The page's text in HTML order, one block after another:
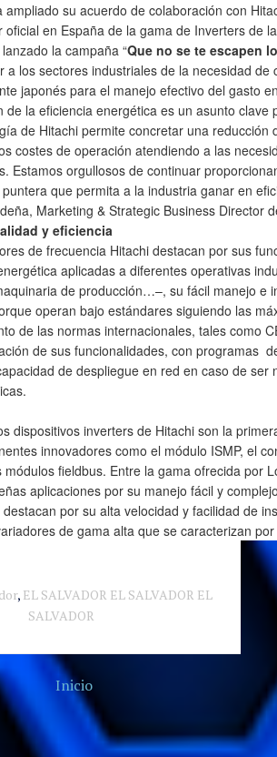
su acuerdo de colaboración con
oficial en España de la gama de Inverters de
la campaña “Que no se te escapen
a los sectores industriales de la necesidad
japonés para el manejo efectivo del gasto
de la eficiencia energética es un asunto
de Hitachi permite concretar una reducción
costes de operación atendiendo a las
Estamos orgullosos de continuar
que permita a la industria ganar en
Marketing & Strategic Business Director
y eficiencia
de frecuencia Hitachi destacan por sus
aplicadas a diferentes operativas
de producción…–, su fácil manejo e
operan bajo estándares siguiendo las
de las normas internacionales, tales como
de sus funcionalidades, con programas
de despliegue en red en caso de ser
dispositivos inverters de Hitachi son la
innovadores como el módulo ISMP, el
módulos fieldbus. Entre la gama ofrecida por
aplicaciones por su manejo fácil y
por su alta velocidad y facilidad de
de gama alta que se caracterizan
, EL SALVADOR EL SALVADOR EL
SALVADOR
Inicio